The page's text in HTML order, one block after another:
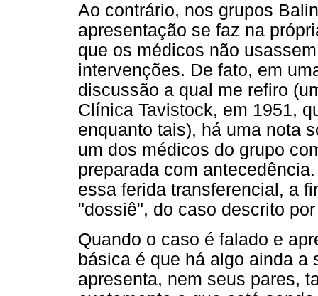
Ao contrário, nos grupos
apresentação se faz na
que os médicos não
intervenções. De fato, em
discussão a qual me refiro
Clínica Tavistock, em 1951,
enquanto tais), há uma nota
um dos médicos do grupo
preparada com
essa ferida transferencial, a
"dossiê", do caso descrito
Quando o caso é falado e
básica é que há algo ainda a
apresenta, nem seus pares,